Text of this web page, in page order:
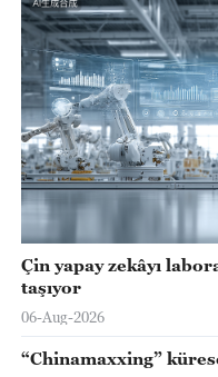
Çin yapay zekâyı
taşıyor
06-Aug-2026
“Chinamaxxing”